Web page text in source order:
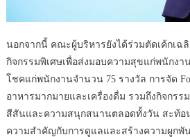
นอกจากนี้ คณะผู้บริหารยังได้ร่วมตัดเค้กเฉ
กิจกรรมพิเศษเพื่อส่งมอบความสุขแก่พนักงา
โชคแก่พนักงานจำนวน 75 รางวัล การจัด
อาหารมากมายและเครื่องดื่ม รวมถึงกิจกร
สีสันและความสนุกสนานตลอดทั้งวัน สะท้อ
ความสำคัญกับการดูแลและสร้างความผูกพั